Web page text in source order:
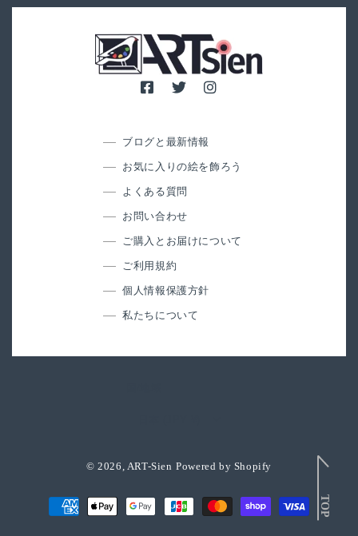
ブログと最新情報
お気に入りの絵を飾ろう
よくある質問
お問い合わせ
ご購入とお届けについて
ご利用規約
個人情報保護方針
私たちについて
© 2026, ART-Sien Powered by Shopify
決
済